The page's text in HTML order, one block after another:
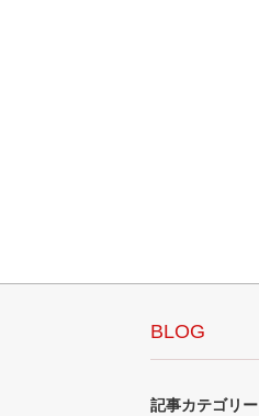
BLOG
記事カテゴリー